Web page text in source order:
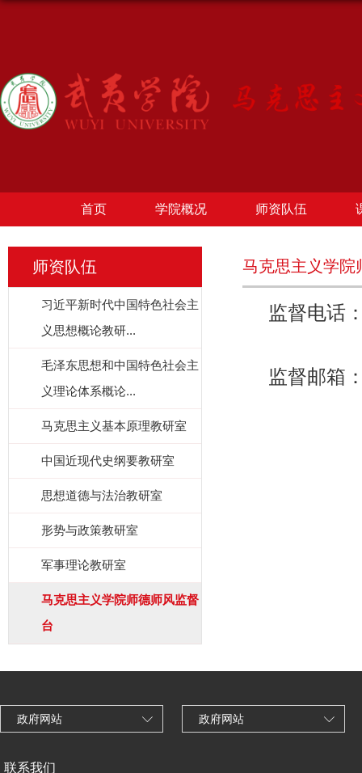
首页 学院概况 师资队伍
师资队伍
习近平新时代中国特色社会主
义思想概论教研...
毛泽东思想和中国特色社会主
义理论体系概论...
马克思主义基本原理教研室
中国近现代史纲要教研室
思想道德与法治教研室
形势与政策教研室
军事理论教研室
马克思主义学院师德师风监督
台
马克思主义学院
监督电话
监督邮箱
政府网站 政府网站
联系我们